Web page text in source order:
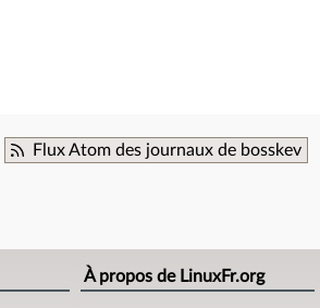
Flux Atom des journaux de bosskev
À propos de LinuxFr.org